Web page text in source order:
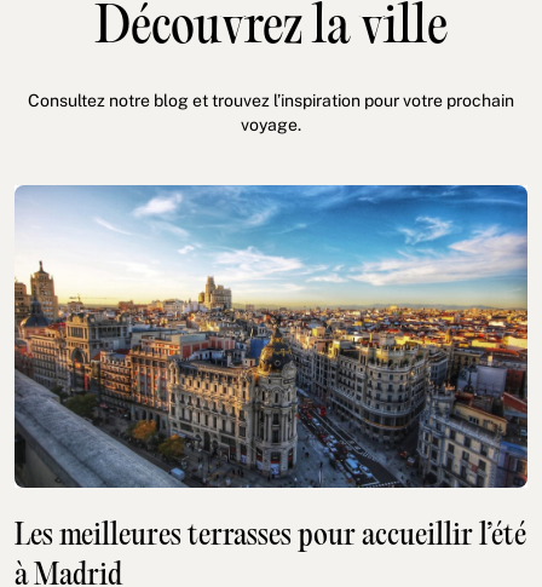
Découvrez la ville
Consultez notre blog et trouvez l’inspiration pour votre prochain
voyage.
Les meilleures terrasses pour accueillir l’été
à Madrid